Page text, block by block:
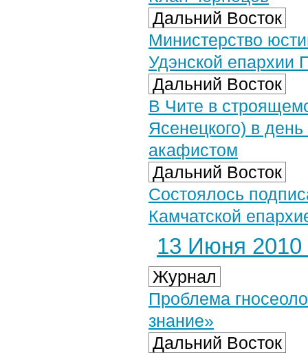
Дальний Восток
Министерство
Удэнской епархии
Дальний Восток
В Чите в
Ясенецкого) в
акафистом
Дальний Восток
Состоялось
Камчатской
13 Июня 2010
Журнал
Проблема
знание»
Дальний Восток